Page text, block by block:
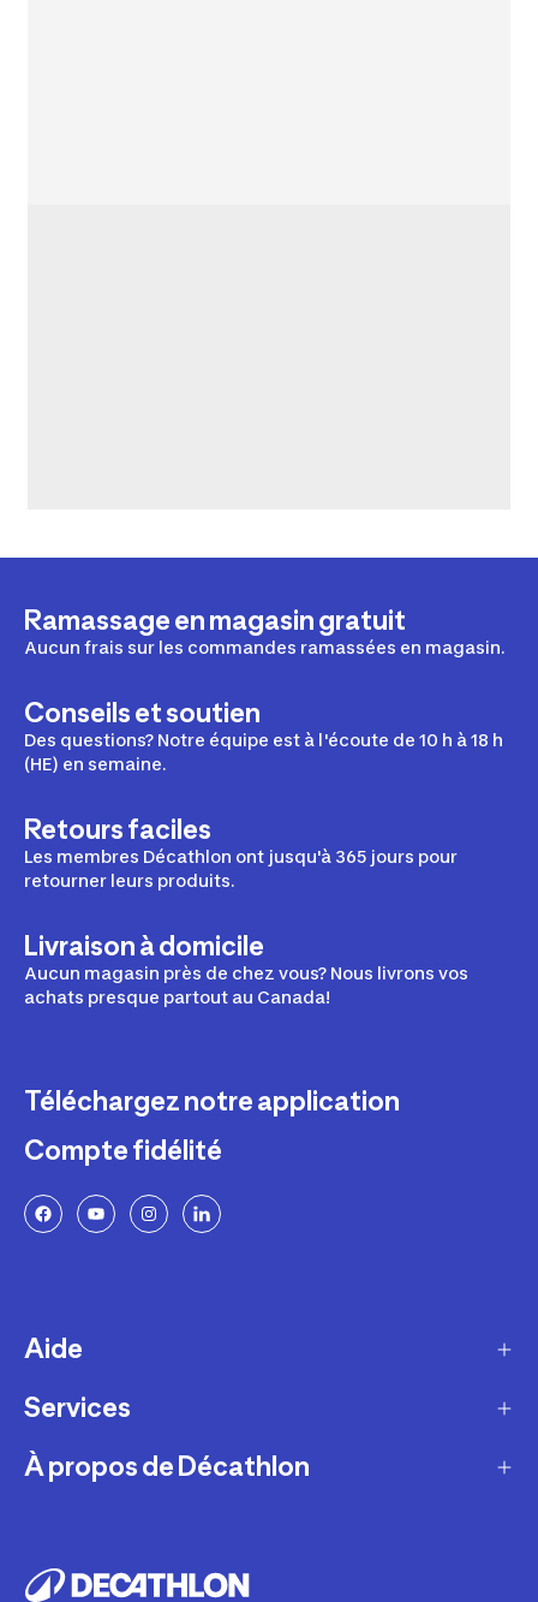
Ramassage en magasin gratuit
Aucun frais sur les commandes ramassées en magasin.
Conseils et soutien
Des questions? Notre équipe est à l'écoute de 10 h à 18 h
(HE) en semaine.
Retours faciles
Les membres Décathlon ont jusqu'à 365 jours pour
retourner leurs produits.
Livraison à domicile
Aucun magasin près de chez vous? Nous livrons vos
achats presque partout au Canada!
Téléchargez notre application
Compte fidélité
Aide
Livraison
Retours et échanges
Services
Programme de fidélité
Cartes-cadeaux
À propos de Décathlon
Carrières